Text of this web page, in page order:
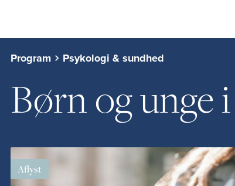
Program Psykologi & sundhed
Børn og unge
Aflyst